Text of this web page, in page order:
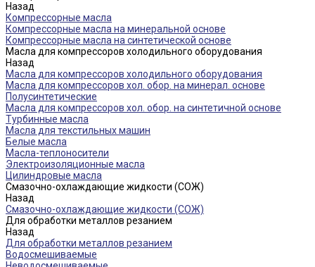
Назад
Компрессорные масла
Компрессорные масла на минеральной основе
Компрессорные масла на синтетической основе
Масла для компрессоров холодильного оборудования
Назад
Масла для компрессоров холодильного оборудования
Масла для компрессоров хол. обор. на минерал. основе
Полусинтетические
Масла для компрессоров хол. обор. на синтетичной основе
Турбинные масла
Масла для текстильных машин
Белые масла
Масла-теплоносители
Электроизоляционные масла
Цилиндровые масла
Смазочно-охлаждающие жидкости (СОЖ)
Назад
Смазочно-охлаждающие жидкости (СОЖ)
Для обработки металлов резанием
Назад
Для обработки металлов резанием
Водосмешиваемые